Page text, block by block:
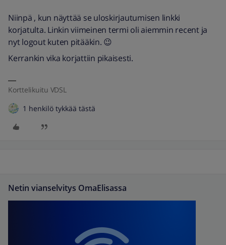
Niinpä , kun näyttää se uloskirjautumisen linkki
korjatulta. Linkin viimeinen termi oli aiemmin recent ja
nyt logout kuten pitääkin. 😉
Kerrankin vika korjattiin pikaisesti.
Korttelikuitu VDSL
1 henkilö tykkää tästä
Netin vianselvitys OmaElisassa